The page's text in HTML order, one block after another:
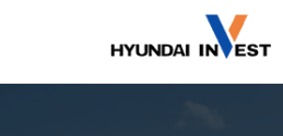
לדלג
לתוכן